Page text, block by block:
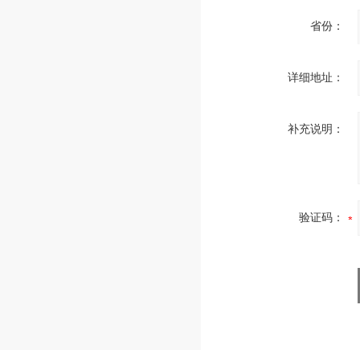
省份：
详细地址：
补充说明：
验证码：